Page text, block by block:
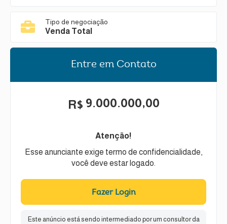
Tipo de negociação
Venda Total
Entre em Contato
R$ 9.000.000,00
Atenção!
Esse anunciante exige termo de confidencialidade,
você deve estar logado.
Fazer Login
Este anúncio está sendo intermediado por um consultor da